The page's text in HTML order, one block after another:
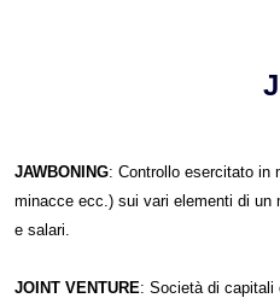
J
JAWBONING: Controllo esercitato in
minacce ecc.) sui vari elementi di un
e salari.
JOINT VENTURE: Società di capitali